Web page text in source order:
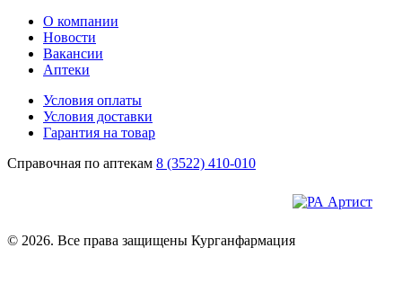
О компании
Новости
Вакансии
Аптеки
Условия оплаты
Условия доставки
Гарантия на товар
Справочная по аптекам 8 (3522) 410-010
© 2026. Все права защищены Курганфармация